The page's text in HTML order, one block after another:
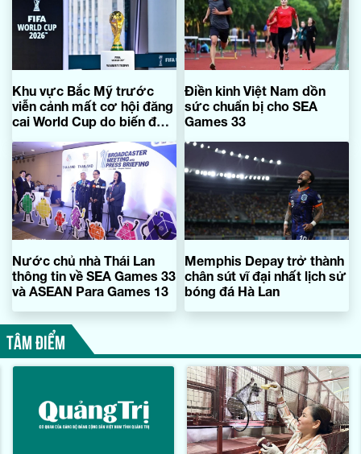
Khu vực Bắc Mỹ trước
viễn cảnh mất cơ hội đăng
cai World Cup do biến đổi
Điền kinh Việt Nam dồn
sức chuẩn bị cho SEA
Games 33
Nước chủ nhà Thái Lan
thông tin về SEA Games 33
và ASEAN Para Games 13
Memphis Depay trở thành
chân sút vĩ đại nhất lịch sử
bóng đá Hà Lan
TÂM ĐIỂM